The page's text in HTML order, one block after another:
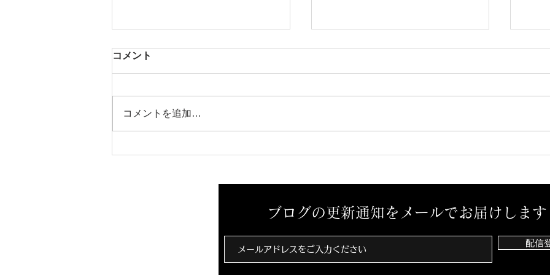
芳醇な香り 予感？ 孤独
コメント
コメントを追加…
ブログの更新通知をメールでお届けします
配信